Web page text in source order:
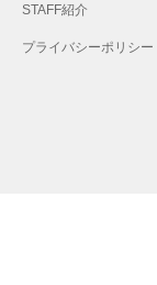
STAFF紹介
プライバシーポリシー